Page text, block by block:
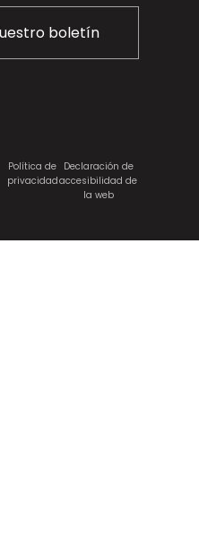
boletín
Política de
privacidad
Declaración de
accesibilidad de
la web